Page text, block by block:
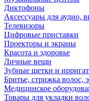
Диктофоны
Аксессуары для аудио,
Телевизоры
Цифровые приставки
Проекторы и экраны
Красота и здоровье
Личные вещи
Зубные щетки и
Бритье, стрижка волос,
Медицинское
Товары для укладки